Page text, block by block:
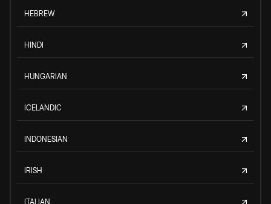
HEBREW
HINDI
HUNGARIAN
ICELANDIC
INDONESIAN
IRISH
ITALIAN